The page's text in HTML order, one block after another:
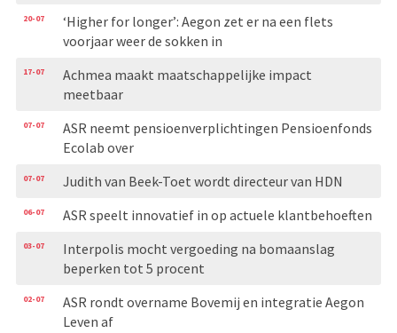
20-07
‘Higher for longer’: Aegon zet er na een flets
voorjaar weer de sokken in
17-07
Achmea maakt maatschappelijke impact
meetbaar
07-07
ASR neemt pensioenverplichtingen Pensioenfonds
Ecolab over
07-07 Judith van Beek-Toet wordt directeur van HDN
06-07 ASR speelt innovatief in op actuele klantbehoeften
03-07
Interpolis mocht vergoeding na bomaanslag
beperken tot 5 procent
02-07
ASR rondt overname Bovemij en integratie Aegon
Leven af